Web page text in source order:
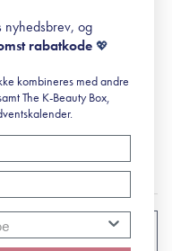
nyhedsbrev, og
rabatkode 💖
kombineres med andre
The K-Beauty Box,